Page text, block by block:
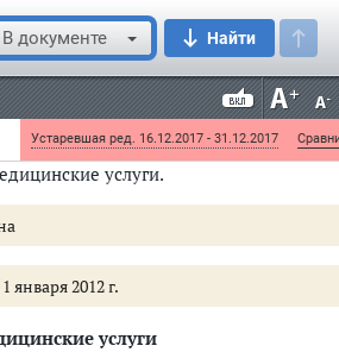
В документе Найти
Устаревшая ред. 16.12.2017 - 31.12.2017
организациях и о
услуги;
услуги.
января 2012 г.
услуги